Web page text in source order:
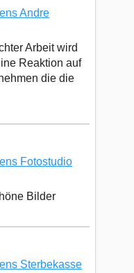
Andre
Arbeit wird
Reaktion auf
die die
Fotostudio
Bilder
Sterbekasse